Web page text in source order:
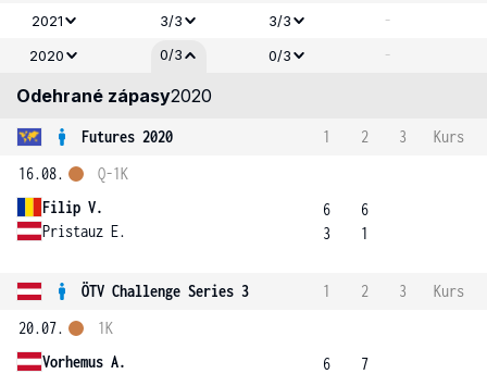
2021
3/3 3/3 -
2020 0/3 0/3 -
Odehrané zápasy2020
Futures 2020 1 2 3
Kurs
16.08.
Filip V.
Pristauz E.
Q-1K
6
3
6
1
ÖTV Challenge Series 3 1 2 3
Kurs
20.07.
Vorhemus A.
1K
6
7